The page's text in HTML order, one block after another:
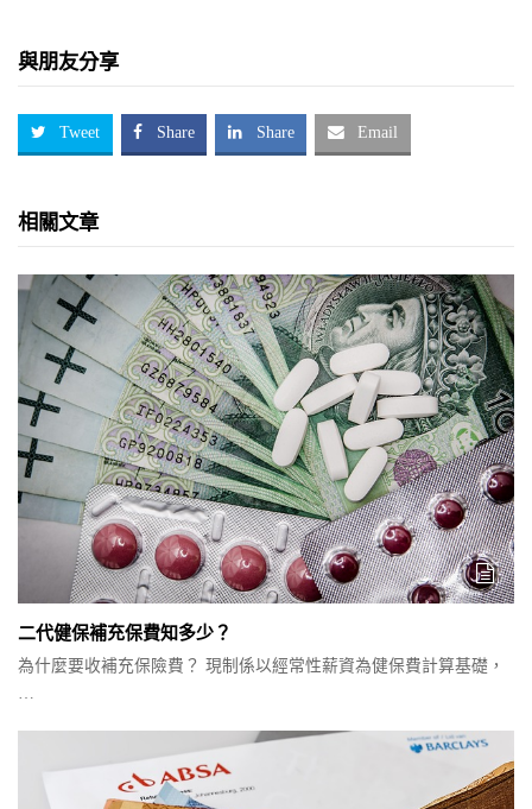
與朋友分享
Tweet Share Share Email
相關文章
二代健保補充保費知多少？
為什麼要收補充保險費？ 現制係以經常性薪資為健保費計算基礎，